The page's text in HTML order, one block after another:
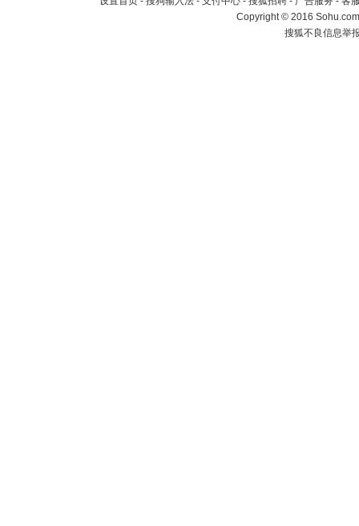
Copyright©2016
搜狐不良信息举